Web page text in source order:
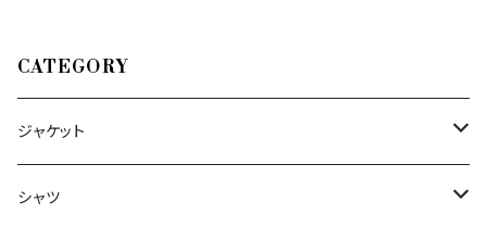
CATEGORY
ジャケット
～44/S
シャツ